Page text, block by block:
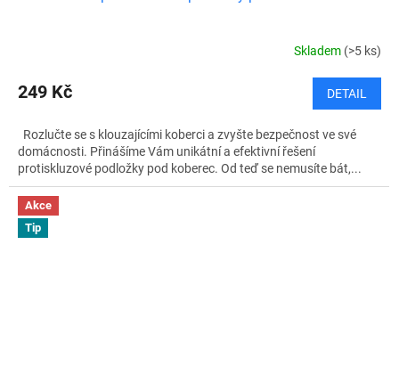
Skladem (>5 ks)
249 Kč DETAIL
Rozlučte se s klouzajícími koberci a zvyšte bezpečnost ve své
domácnosti. Přinášíme Vám unikátní a efektivní řešení
protiskluzové podložky pod koberec. Od teď se nemusíte bát,...
Akce
Tip